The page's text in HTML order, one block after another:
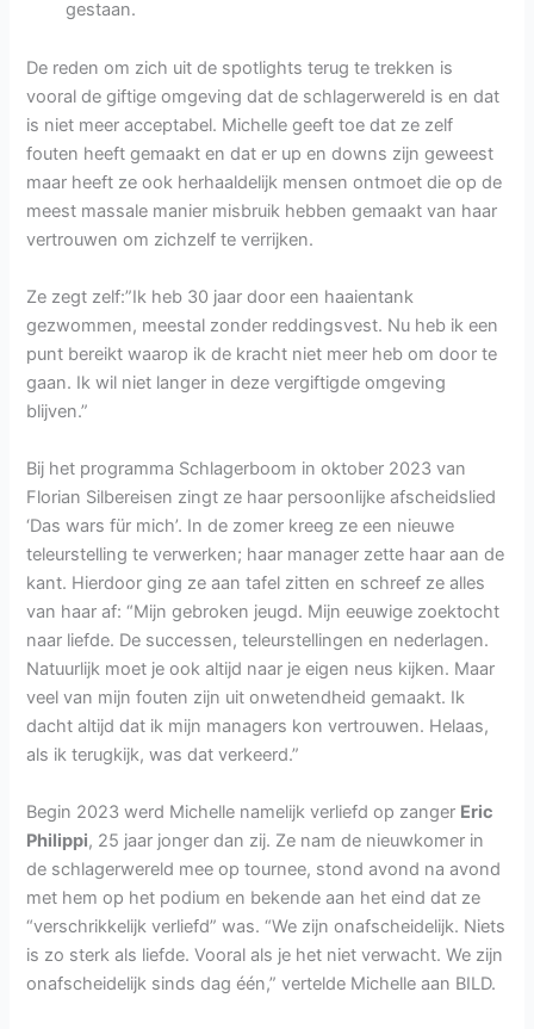
gestaan.
De reden om zich uit de spotlights terug te trekken is
vooral de giftige omgeving dat de schlagerwereld is en dat
is niet meer acceptabel. Michelle geeft toe dat ze zelf
fouten heeft gemaakt en dat er up en downs zijn geweest
maar heeft ze ook herhaaldelijk mensen ontmoet die op de
meest massale manier misbruik hebben gemaakt van haar
vertrouwen om zichzelf te verrijken.
Ze zegt zelf:”Ik heb 30 jaar door een haaientank
gezwommen, meestal zonder reddingsvest. Nu heb ik een
punt bereikt waarop ik de kracht niet meer heb om door te
gaan. Ik wil niet langer in deze vergiftigde omgeving
blijven.”
Bij het programma Schlagerboom in oktober 2023 van
Florian Silbereisen zingt ze haar persoonlijke afscheidslied
‘Das wars für mich’. In de zomer kreeg ze een nieuwe
teleurstelling te verwerken; haar manager zette haar aan de
kant. Hierdoor ging ze aan tafel zitten en schreef ze alles
van haar af: “Mijn gebroken jeugd. Mijn eeuwige zoektocht
naar liefde. De successen, teleurstellingen en nederlagen.
Natuurlijk moet je ook altijd naar je eigen neus kijken. Maar
veel van mijn fouten zijn uit onwetendheid gemaakt. Ik
dacht altijd dat ik mijn managers kon vertrouwen. Helaas,
als ik terugkijk, was dat verkeerd.”
Begin 2023 werd Michelle namelijk verliefd op zanger Eric
Philippi, 25 jaar jonger dan zij. Ze nam de nieuwkomer in
de schlagerwereld mee op tournee, stond avond na avond
met hem op het podium en bekende aan het eind dat ze
“verschrikkelijk verliefd” was. “We zijn onafscheidelijk. Niets
is zo sterk als liefde. Vooral als je het niet verwacht. We zijn
onafscheidelijk sinds dag één,” vertelde Michelle aan BILD.